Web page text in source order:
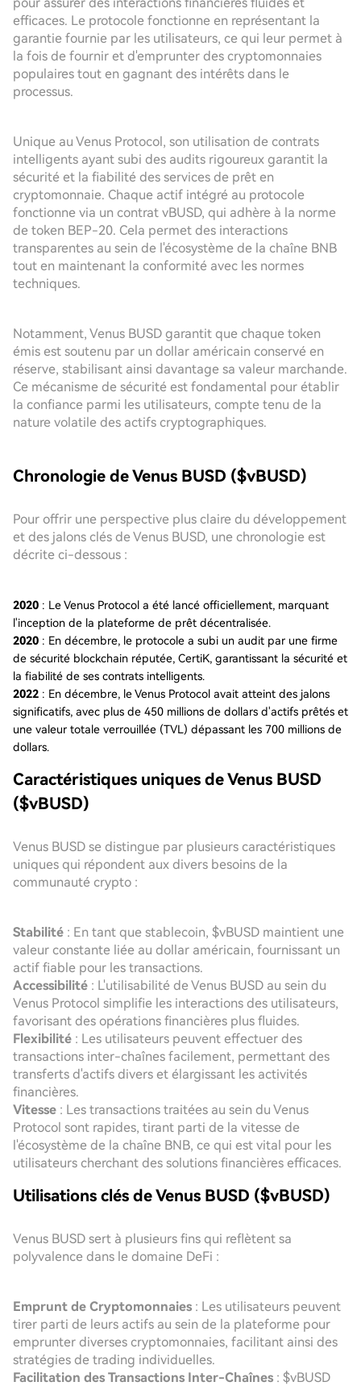
efficaces. Le protocole fonctionne en représentant la
garantie fournie par les utilisateurs, ce qui leur permet à
la fois de fournir et d'emprunter des cryptomonnaies
populaires tout en gagnant des intérêts dans le
processus.
Unique au Venus Protocol, son utilisation de contrats
intelligents ayant subi des audits rigoureux garantit la
sécurité et la fiabilité des services de prêt en
cryptomonnaie. Chaque actif intégré au protocole
fonctionne via un contrat vBUSD, qui adhère à la norme
de token BEP-20. Cela permet des interactions
transparentes au sein de l'écosystème de la chaîne BNB
tout en maintenant la conformité avec les normes
techniques.
Notamment, Venus BUSD garantit que chaque token
émis est soutenu par un dollar américain conservé en
réserve, stabilisant ainsi davantage sa valeur marchande.
Ce mécanisme de sécurité est fondamental pour établir
la confiance parmi les utilisateurs, compte tenu de la
nature volatile des actifs cryptographiques.
Chronologie de Venus BUSD ($vBUSD)
Pour offrir une perspective plus claire du développement
et des jalons clés de Venus BUSD, une chronologie est
décrite ci-dessous :
2020 : Le Venus Protocol a été lancé officiellement, marquant
l'inception de la plateforme de prêt décentralisée.
2020 : En décembre, le protocole a subi un audit par une firme
de sécurité blockchain réputée, CertiK, garantissant la sécurité et
la fiabilité de ses contrats intelligents.
2022 : En décembre, le Venus Protocol avait atteint des jalons
significatifs, avec plus de 450 millions de dollars d'actifs prêtés et
une valeur totale verrouillée (TVL) dépassant les 700 millions de
dollars.
Caractéristiques uniques de Venus BUSD
($vBUSD)
Venus BUSD se distingue par plusieurs caractéristiques
uniques qui répondent aux divers besoins de la
communauté crypto :
Stabilité : En tant que stablecoin, $vBUSD maintient une
valeur constante liée au dollar américain, fournissant un
actif fiable pour les transactions.
Accessibilité : L'utilisabilité de Venus BUSD au sein du
Venus Protocol simplifie les interactions des utilisateurs,
favorisant des opérations financières plus fluides.
Flexibilité : Les utilisateurs peuvent effectuer des
transactions inter-chaînes facilement, permettant des
transferts d'actifs divers et élargissant les activités
financières.
Vitesse : Les transactions traitées au sein du Venus
Protocol sont rapides, tirant parti de la vitesse de
l'écosystème de la chaîne BNB, ce qui est vital pour les
utilisateurs cherchant des solutions financières efficaces.
Utilisations clés de Venus BUSD ($vBUSD)
Venus BUSD sert à plusieurs fins qui reflètent sa
polyvalence dans le domaine DeFi :
Emprunt de Cryptomonnaies : Les utilisateurs peuvent
tirer parti de leurs actifs au sein de la plateforme pour
emprunter diverses cryptomonnaies, facilitant ainsi des
stratégies de trading individuelles.
Facilitation des Transactions Inter-Chaînes : $vBUSD